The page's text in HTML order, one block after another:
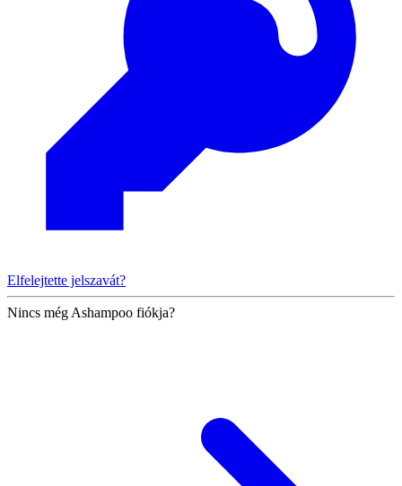
Elfelejtette jelszavát?
Nincs még Ashampoo fiókja?